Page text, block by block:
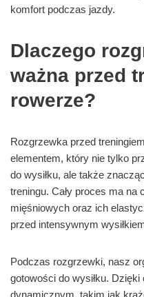
komfort podczas jazdy.
Dlaczego
ważna przed
rowerze?
Rozgrzewka przed
elementem, który nie tylko
do wysiłku, ale także
treningu. Cały proces ma
mięśniowych oraz ich
przed intensywnym
Podczas rozgrzewki, nasz
gotowości do wysiłku.